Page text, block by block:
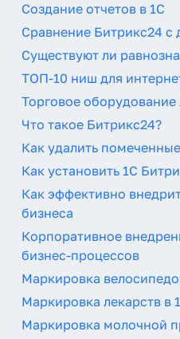
Создание отчетов в 1С
Сравнение Битрикс24 с
Существуют ли
ТОП-10 ниш для
Торговое оборудование
Что такое Битрикс24?
Как удалить
Как установить 1С
Как эффективно
бизнеса
Корпоративное
бизнес-процессов
Маркировка
Маркировка лекарств в
Маркировка молочной